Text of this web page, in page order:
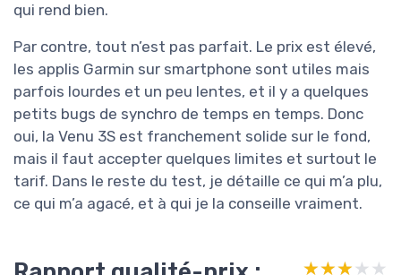
qui rend bien.
Par contre, tout n’est pas parfait. Le prix est élevé,
les applis Garmin sur smartphone sont utiles mais
parfois lourdes et un peu lentes, et il y a quelques
petits bugs de synchro de temps en temps. Donc
oui, la Venu 3S est franchement solide sur le fond,
mais il faut accepter quelques limites et surtout le
tarif. Dans le reste du test, je détaille ce qui m’a plu,
ce qui m’a agacé, et à qui je la conseille vraiment.
★★★★★
★★★★★